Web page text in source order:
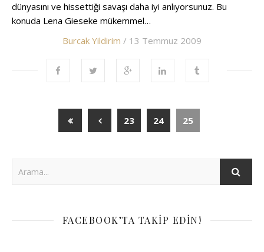
dünyasını ve hissettiği savaşı daha iyi anlıyorsunuz. Bu
konuda Lena Gieseke mükemmel…
Burcak Yildirim / 13 Temmuz 2009
23 24 25
FACEBOOK’TA TAKIP EDIN!